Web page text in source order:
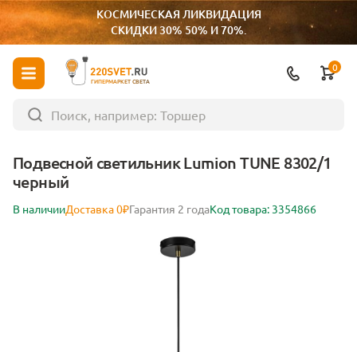
КОСМИЧЕСКАЯ ЛИКВИДАЦИЯ
СКИДКИ 30% 50% И 70%.
ГИПЕРМАРКЕТ СВЕТА
0
Подвесной светильник Lumion TUNE 8302/1
черный
В наличииДоставка 0₽Гарантия 2 годаКод товара: 3354866